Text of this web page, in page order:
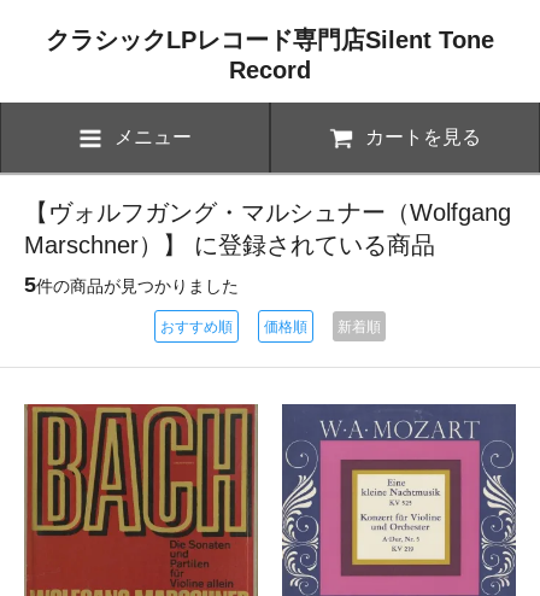
クラシックLPレコード専門店Silent Tone
Record
メニュー カートを見る
【ヴォルフガング・マルシュナー（Wolfgang
Marschner）】 に登録されている商品
5件の商品が見つかりました
おすすめ順 価格順 新着順